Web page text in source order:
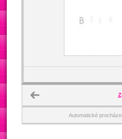
Automatické